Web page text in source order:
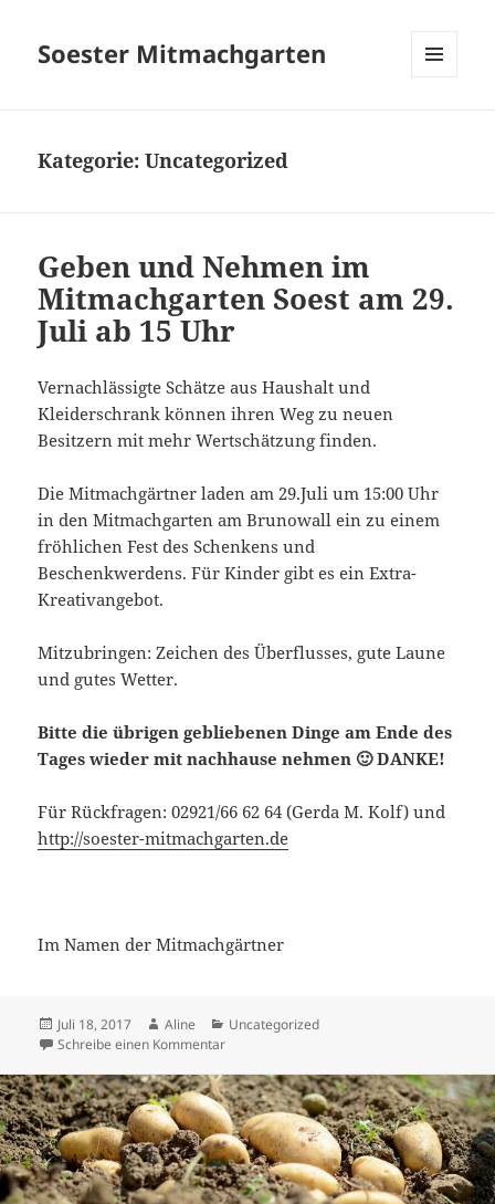
Soester Mitmachgarten
Kategorie:Uncategorized
Geben und Nehmen im
Mitmachgarten Soest am 29.
Juli ab 15 Uhr
Vernachlässigte Schätze aus Haushalt und
Kleiderschrank können ihren Weg zu neuen
Besitzern mit mehr Wertschätzung finden.
Die Mitmachgärtner laden am 29.Juli um 15:00 Uhr
in den Mitmachgarten am Brunowall ein zu einem
fröhlichen Fest des Schenkens und
Beschenkwerdens. Für Kinder gibt es ein Extra-
Kreativangebot.
Mitzubringen: Zeichen des Überflusses, gute Laune
und gutes Wetter.
Bitte die übrigen gebliebenen Dinge am Ende des
Tages wieder mit nachhause nehmen 🙂 DANKE!
Für Rückfragen: 02921/66 62 64 (Gerda M. Kolf) und
http://soester-mitmachgarten.de
Im Namen der Mitmachgärtner
Veröffentlicht
am
Juli 18, 2017 Autor
Aline Kategorien
Uncategorized
Schreibe einen Kommentarzu Geben und Nehmen im Mitmachgarten